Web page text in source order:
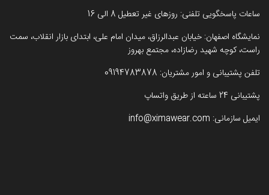
ساعات پاسخگویی تلفنی: روزهای غیر تعطیل 8 الی 16
نمایشگاه اصفهان: خیابان عبدالرزاق، میدان امام علی، ابتدای بازار انقلاب، سمت
راست، کوچه شهید رضازاده، مجتمع بهروز
تلفن پشتیبانی و امور مشتریان: 09194783878
پشتیبانی 24 ساعته از طریق واتساپ
ایمیل سازمانی: info@ximawear.com